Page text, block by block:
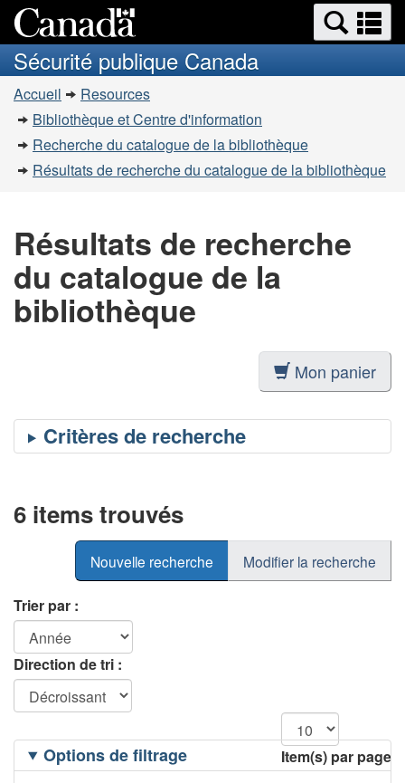
au
contenu
à
la
simplifiée
Recherche
et
menus
et
Sécurité publique Canada
Vous
êtes
ici
Accueil
Resources
Bibliothèque et Centre d'information
Recherche du catalogue de la bibliothèque
Résultats de recherche du catalogue de la bibliothèque
Résultats de recherche
du catalogue de la
bibliothèque
Mon panier
6 items trouvés
Nouvelle recherche Modifier la recherche
Trier par :
Direction de tri :
Item(s) par page
Filtrage
desOptions de filtrage